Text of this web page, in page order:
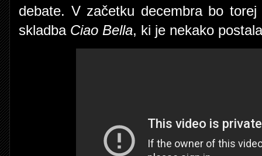
debate. V začetku decembra bo
skladba Ciao Bella, ki je nekako